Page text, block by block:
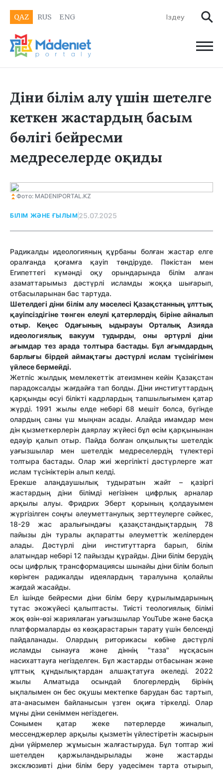
QAZ RUS ENG
Діни білім алу үшін шетелге
кеткен жастардың басым
бөлігі бейресми
медреселерде оқиды
Фото: MADENIPORTAL.KZ
БІЛІМ ЖӘНЕ ҒЫЛЫМ 25.07.2025
Радикалды идеологияның құрбаны болған жастар елге
оралғанда қоғамға қауіп төндіруде. Пәкістан мен
Египеттегі күмәнді оқу орындарында білім алған
азаматтарымыз дәстүрлі исламды жоққа шығарып,
отбасыларынан бас тартуда.
Шетелдегі діни білім алу мәселесі Қазақстанның ұлттық
қауіпсіздігіне төнген елеулі қатерлердің біріне айналып
отыр. Кеңес Одағының ыдырауы Орталық Азияда
идеологиялық вакуум тудырды, оны әртүрлі діни
ағымдар тез арада толтыра бастады. Бұл ағымдардың
барлығы бірдей аймақтағы дәстүрлі ислам түсінігімен
үйлесе бермейді.
Жетпіс жылдық мемлекеттік атеизмнен кейін Қазақстан
парадоксалды жағдайға тап болды. Діни институттардың
қарқынды өсуі білікті кадрлардың тапшылығымен қатар
жүрді. 1991 жылы елде небәрі 68 мешіт болса, бүгінде
олардың саны үш мыңнан асады. Алайда имамдар мен
дін қызметкерлерін даярлау жүйесі бұл өсім қарқынынан
едәуір қалып отыр. Пайда болған олқылықты шетелдік
уағызшылар мен шетелдік медреселердің түлектері
толтыра бастады. Олар жиі жергілікті дәстүрлерге жат
ислам түсініктерін алып келді.
Ерекше алаңдаушылық тудыратын жайт – қазіргі
жастардың діни білімді негізінен цифрлық арналар
арқылы алуы. Фридрих Эберт қорының қолдауымен
жүргізілген соңғы әлеуметтанулық зерттеулерге сәйкес,
18-29 жас аралығындағы қазақстандықтардың 78
пайызы дін туралы ақпаратты әлеуметтік желілерден
алады. Дәстүрлі діни институттарға барып, білім
алатындар небәрі 12 пайызды құрайды. Діни білім берудің
осы цифрлық трансформациясы шынайы діни білім болып
көрінген радикалды идеялардың таралуына қолайлы
жағдай жасайды.
Ел ішінде бейресми діни білім беру құрылымдарының
тұтас экожүйесі қалыптасты. Тиісті теологиялық білімі
жоқ өзін-өзі жариялаған уағызшылар YouTube және басқа
платформаларды өз көзқарастарын тарату үшін белсенді
пайдаланады. Олардың риторикасы көбіне дәстүрлі
исламды сынауға және діннің "таза" нұсқасын
насихаттауға негізделген. Бұл жастарды отбасынан және
ұлттық құндылықтардан алшақтатуға әкеледі. 2022
жылы Алматыда осындай блогерлердің бірінің
ықпалымен он бес оқушы мектепке барудан бас тартып,
ата-анасымен байланысын үзген оқиға тіркелді. Олар
мұны діни сеніммен негіздеген.
Сонымен қатар жеке пәтерлерде жиналып,
мессенджерлер арқылы қызметін үйлестіретін жасырын
діни үйірмелер жұмысын жалғастыруда. Бұл топтар жиі
шетелден қаржыландырылады және жастарды
эксклюзивті діни білім беру уәдесімен тарта отырып,